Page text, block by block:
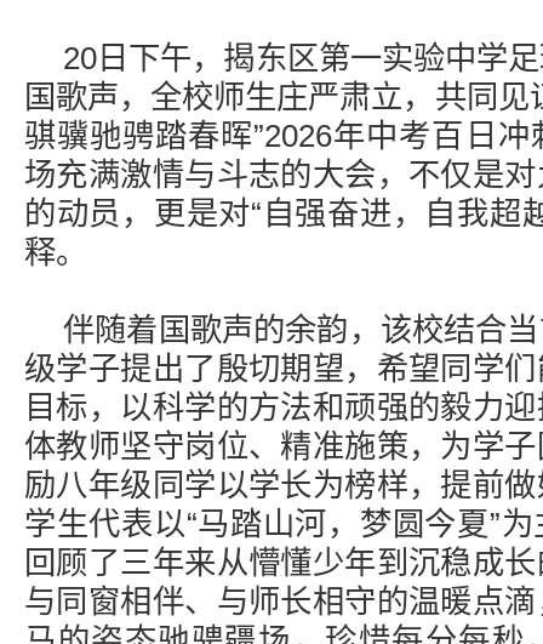
20日下午，揭东区第一实验中学
国歌声，全校师生庄严肃立，共同见
骐骥驰骋踏春晖”2026年中考百日
场充满激情与斗志的大会，不仅是
的动员，更是对“自强奋进，自我超
释。
伴随着国歌声的余韵，该校结合
级学子提出了殷切期望，希望同学
目标，以科学的方法和顽强的毅力
体教师坚守岗位、精准施策，为学
励八年级同学以学长为榜样，提前
学生代表以“马踏山河，梦圆今夏”
回顾了三年来从懵懂少年到沉稳成
与同窗相伴、与师长相守的温暖点